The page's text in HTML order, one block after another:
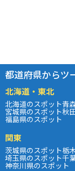
都道府県からツ
北海道・東北
北海道のスポット青
宮城県のスポット秋
福島県のスポット
関東
茨城県のスポット栃
埼玉県のスポット千
神奈川県のスポット